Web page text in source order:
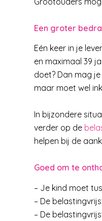
Een groter
Eén keer in je
en maximaal 39
doet? Dan mag
maar moet wel
In bijzondere
verder op de
helpen bij de
Goed om te
– Je kind moet
– De
– De